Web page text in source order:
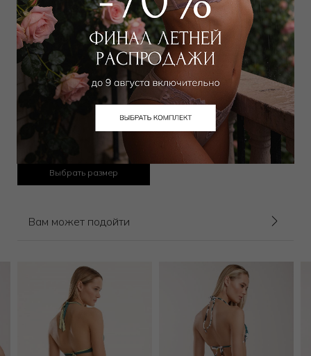
7 650
Выбрать размер
Вам может подойти